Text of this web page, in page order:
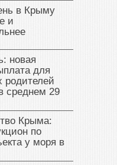
в Крыму
и
новая
для
родителей
среднем 29
Крыма:
по
у моря в